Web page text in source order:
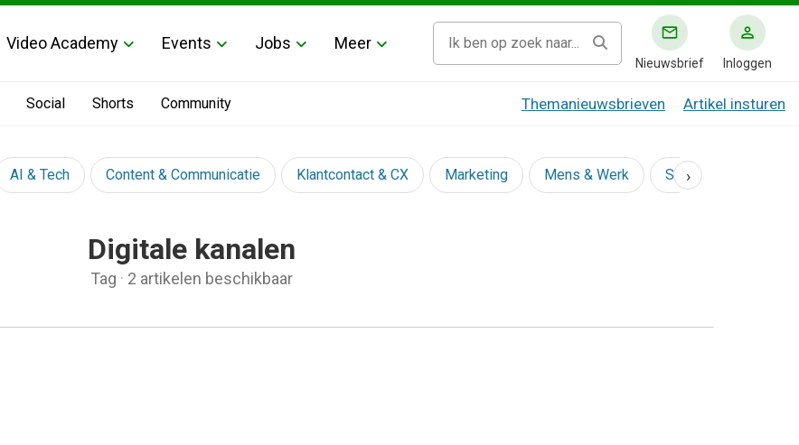
Video Academy Events Jobs Meer
Nieuwsbrief Inloggen
Social Shorts Community Themanieuwsbrieven Artikel insturen
AI & Tech Content & Communicatie Klantcontact & CX Marketing Mens & Werk Social
›
Digitale kanalen
Tag · 2 artikelen beschikbaar